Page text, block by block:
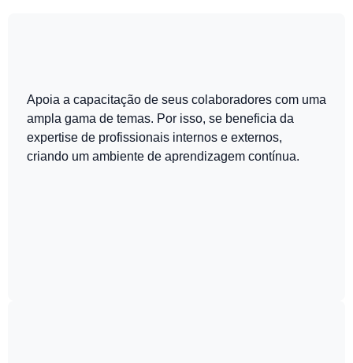
Apoia a capacitação de seus colaboradores com uma
ampla gama de temas. Por isso, se beneficia da
expertise de profissionais internos e externos,
criando um ambiente de aprendizagem contínua.